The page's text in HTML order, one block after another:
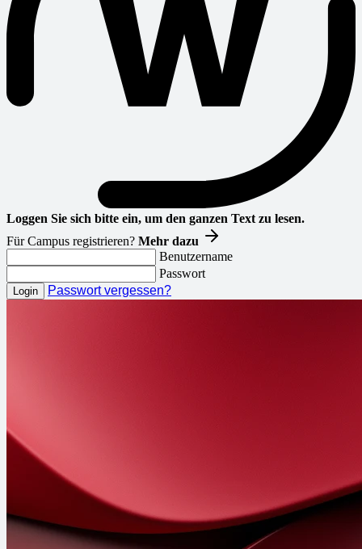
Loggen Sie sich bitte ein, um den ganzen Text zu lesen.
Für Campus registrieren? Mehr dazu
Benutzername
Passwort
Passwort vergessen?